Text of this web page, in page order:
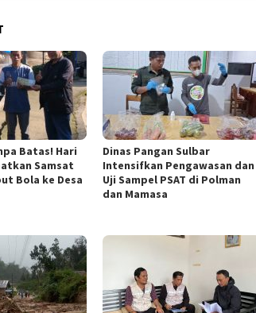
Batas! Hari
Samsat
Bola ke Desa
Dinas Pangan Sulbar
Intensifkan Pengawasan dan
Uji Sampel PSAT di Polman
dan Mamasa